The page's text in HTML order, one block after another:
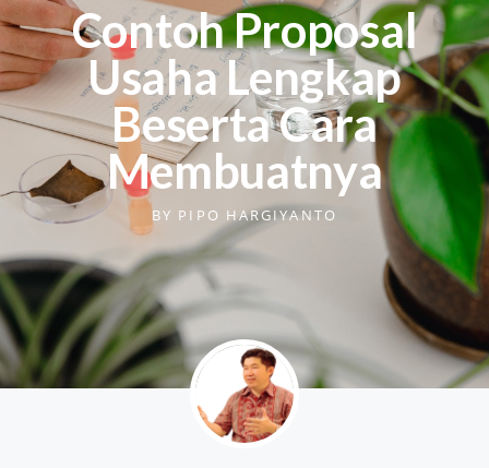
Contoh Proposal
Usaha Lengkap
Beserta Cara
Membuatnya
BY PIPO HARGIYANTO